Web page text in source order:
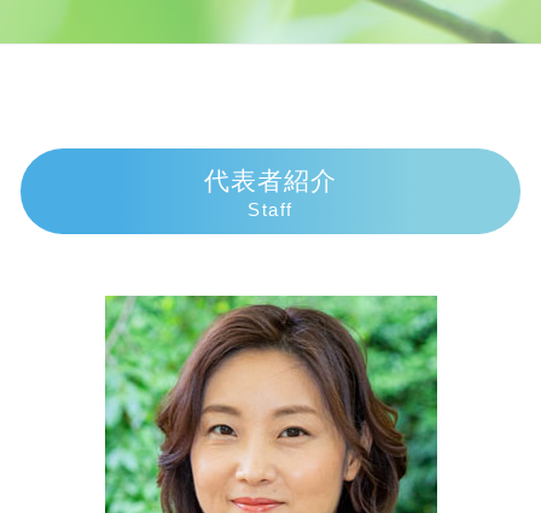
ヤミ金被害
債務整理とは 個人
個人再生 失敗 弁護士費用
民事再生 流れ
交通事故 むちうち 慰謝料
人身事故 行政処分
逸失利益 計算
交通事故 過失割合9対1
交通事故 慰謝料通院
損害賠償請求 時効
相続手続き 自分で
相続手続き 必要書類
遺留分侵害額請求権 時効
法定相続人 遺留分
代襲相続 遺留分
遺産相続手続き 費用
代襲相続 養子
相続手続き 期限
法定相続人 放棄
交通事故 弁護士 伊豆市
債務整理 弁護士 熱海市
債務整理 弁護士 伊豆市
債務整理 弁護士 沼津市
相続 弁護士 富士市
債務整理 弁護士 富士市
相続 弁護士 三島市
債務整理 弁護士 伊東市
交通事故 弁護士 富士市
相続 弁護士 伊東市
代表者紹介
Staff